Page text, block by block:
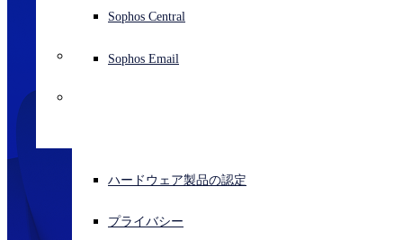
サイバー攻撃を受けている場合、連絡先はこちら
脅威インテリジェンス
Taegis プラットフォーム
ワークスペースの保護
メールセキュリティ
脅威インテリジェンス
無償評価版
クラウドネイティブのセキュリティを活用
すべてのソリューション
小売業
企業ポリシー
サイバーセキュリティのガイダンス
ハードウェア製品の認定
プライバシー
脅威リサーチ ブログ
ホワイトペーパー
ビデオ
ソフォスのサポートに問い合わせる
パートナーケアへお問い合わせ
Sophos Central
Sophos Email